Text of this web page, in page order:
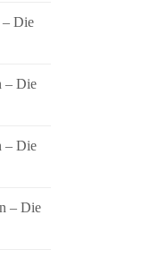
– Die
– Die
– Die
– Die